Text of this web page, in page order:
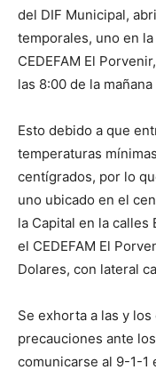
del DIF Municipal,
temporales, uno en
CEDEFAM El
las 8:00 de la
Esto debido a que
temperaturas
centígrados, por lo
uno ubicado en el
la Capital en la
el CEDEFAM El
Dolares, con lateral
Se exhorta a las y
precauciones ante
comunicarse al 9-1-1